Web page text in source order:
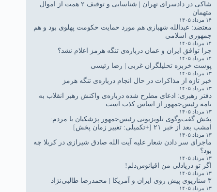
شاکی در دادسرای تهران | شناسایی و توقیف ۲ همت از اموال
متهمان
۱۴ مرداد ۱۴۰۵
معتضد: عبدالله شهبازی هم مورد حمایت حکومت پهلوی بود و هم
جمهوری اسلامی
۱۴ مرداد ۱۴۰۵
چرا توافق ایران و عمان درباره‌ی تنگه هرمز اعلام نشد؟
۱۴ مرداد ۱۴۰۵
پوست خربزه تحلیلگران غربی | رضا رئیسی
۱۳ مرداد ۱۴۰۵
خبر تازه از مذاکرات در حال انجام درباره‌ی تنگه هرمز
۱۳ مرداد ۱۴۰۵
دفتر رهبری: ادعای مطرح شده درباره‌ی واکنش رهبر انقلاب به
نامه رئیس‌جمهور از اساس کذب است
۱۳ مرداد ۱۴۰۵
پخش گفت‌وگوی تلویزیونی رئیس‌جمهور پزشکیان با مردم:
امشب بعد از خبر ۲۱ [+تکمیلی: تغییر زمان پخش]
۱۳ مرداد ۱۴۰۵
ماجرای سر دادن شعار علیه آیت الله صادق شیرازی در کربلا چه
بود؟
۱۳ مرداد ۱۴۰۵
اگر تو دریادلی من اقیانوس‌دلم!
۱۳ مرداد ۱۴۰۵
۳ سناریوی پیش روی ایران و آمریکا | محمدرضا طالبی‌نژاد
۱۳ مرداد ۱۴۰۵